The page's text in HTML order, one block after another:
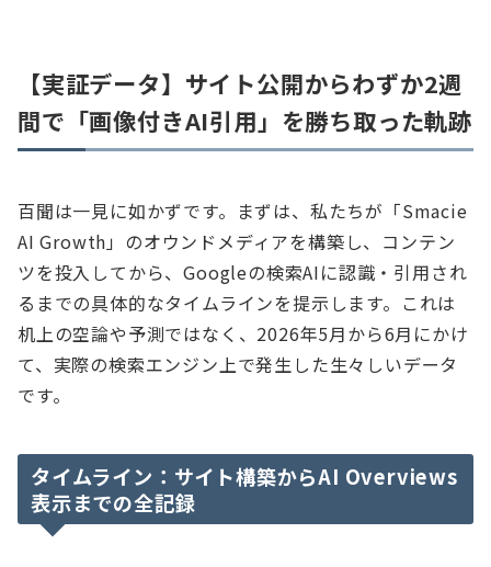
【実証データ】サイト公開からわずか2週
間で「画像付きAI引用」を勝ち取った軌跡
百聞は一見に如かずです。まずは、私たちが「Smacie
AI Growth」のオウンドメディアを構築し、コンテン
ツを投入してから、Googleの検索AIに認識・引用され
るまでの具体的なタイムラインを提示します。これは
机上の空論や予測ではなく、2026年5月から6月にかけ
て、実際の検索エンジン上で発生した生々しいデータ
です。
タイムライン：サイト構築からAI Overviews
表示までの全記録